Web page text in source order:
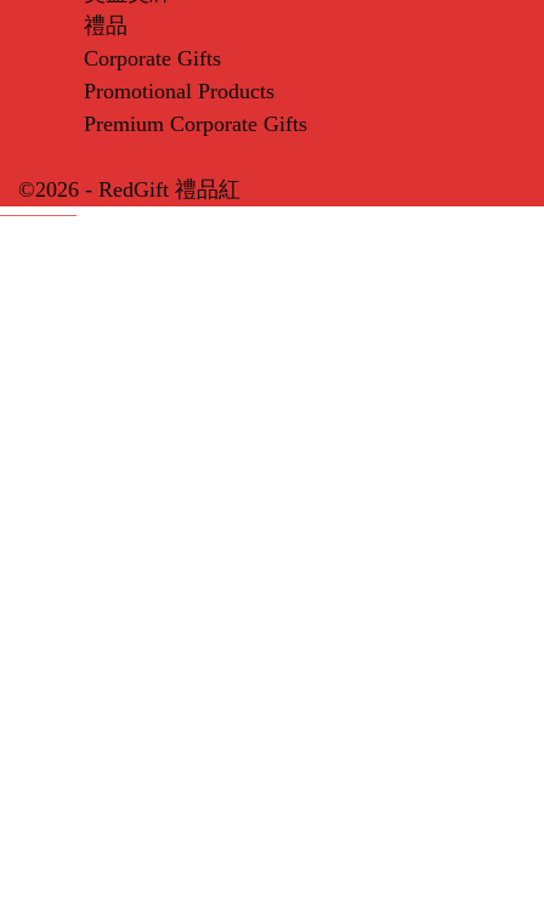
禮品
Corporate Gifts
Promotional Products
Premium Corporate Gifts
©2026 - RedGift 禮品紅